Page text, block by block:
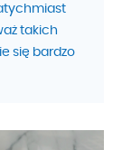
takich
się bardzo